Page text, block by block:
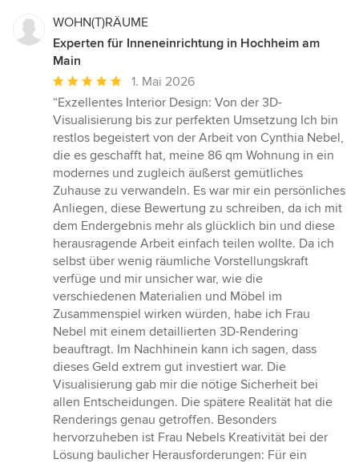
WOHN(T)RÄUME
Experten für Inneneinrichtung in Hochheim am
Main
Durchschnittliche
Bewertung:
5
von
5
Sternen
1. Mai 2026
“Exzellentes Interior Design: Von der 3D-
Visualisierung bis zur perfekten Umsetzung Ich bin
restlos begeistert von der Arbeit von Cynthia Nebel,
die es geschafft hat, meine 86 qm Wohnung in ein
modernes und zugleich äußerst gemütliches
Zuhause zu verwandeln. Es war mir ein persönliches
Anliegen, diese Bewertung zu schreiben, da ich mit
dem Endergebnis mehr als glücklich bin und diese
herausragende Arbeit einfach teilen wollte. Da ich
selbst über wenig räumliche Vorstellungskraft
verfüge und mir unsicher war, wie die
verschiedenen Materialien und Möbel im
Zusammenspiel wirken würden, habe ich Frau
Nebel mit einem detaillierten 3D-Rendering
beauftragt. Im Nachhinein kann ich sagen, dass
dieses Geld extrem gut investiert war. Die
Visualisierung gab mir die nötige Sicherheit bei
allen Entscheidungen. Die spätere Realität hat die
Renderings genau getroffen. Besonders
hervorzuheben ist Frau Nebels Kreativität bei der
Lösung baulicher Herausforderungen: Für ein